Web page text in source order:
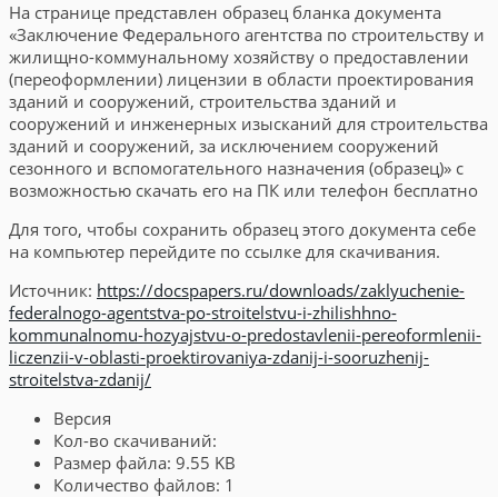
На странице представлен образец бланка документа
«Заключение Федерального агентства по строительству и
жилищно-коммунальному хозяйству о предоставлении
(переоформлении) лицензии в области проектирования
зданий и сооружений, строительства зданий и
сооружений и инженерных изысканий для строительства
зданий и сооружений, за исключением сооружений
сезонного и вспомогательного назначения (образец)» с
возможностью скачать его на ПК или телефон бесплатно
Для того, чтобы сохранить образец этого документа себе
на компьютер перейдите по ссылке для скачивания.
Источник: https://docspapers.ru/downloads/zaklyuchenie-
federalnogo-agentstva-po-stroitelstvu-i-zhilishhno-
kommunalnomu-hozyajstvu-o-predostavlenii-pereoformlenii-
liczenzii-v-oblasti-proektirovaniya-zdanij-i-sooruzhenij-
stroitelstva-zdanij/
Версия
Кол-во скачиваний:
Размер файла: 9.55 KB
Количество файлов: 1